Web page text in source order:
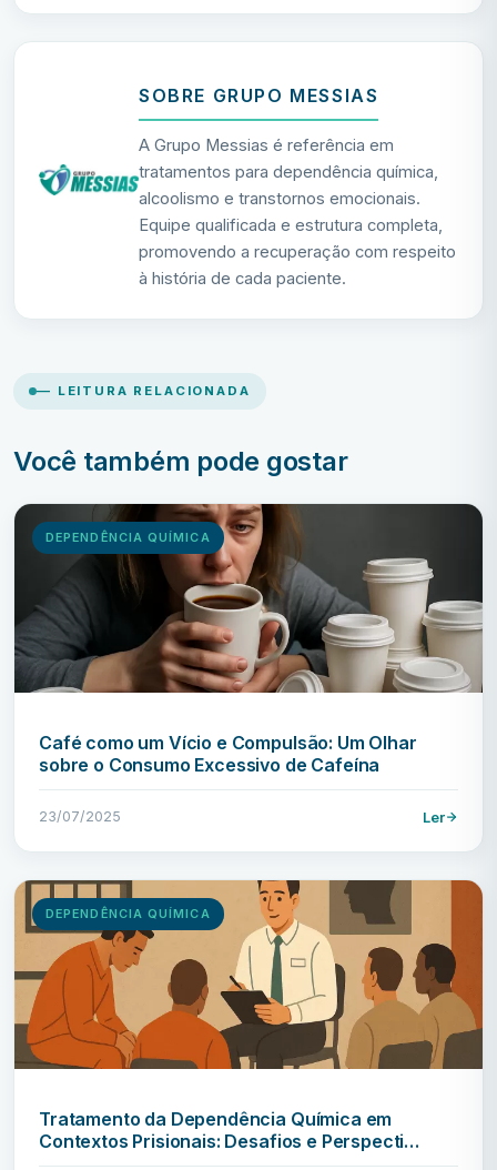
SOBRE GRUPO MESSIAS
A Grupo Messias é referência em
tratamentos para dependência química,
alcoolismo e transtornos emocionais.
Equipe qualificada e estrutura completa,
promovendo a recuperação com respeito
à história de cada paciente.
— LEITURA RELACIONADA
Você também pode gostar
DEPENDÊNCIA QUÍMICA
Café como um Vício e Compulsão: Um Olhar
sobre o Consumo Excessivo de Cafeína
23/07/2025 Ler
DEPENDÊNCIA QUÍMICA
Tratamento da Dependência Química em
Contextos Prisionais: Desafios e Perspecti…